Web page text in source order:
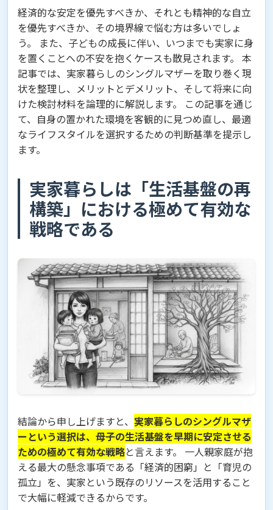
経済的な安定を優先すべきか、それとも精神的な自立
を優先すべきか、その境界線で悩む方は多いでしょ
う。 また、子どもの成長に伴い、いつまでも実家に身
を置くことへの不安を抱くケースも散見されます。 本
記事では、実家暮らしのシングルマザーを取り巻く現
状を整理し、メリットとデメリット、そして将来に向
けた検討材料を論理的に解説します。 この記事を通じ
て、自身の置かれた環境を客観的に見つめ直し、最適
なライフスタイルを選択するための判断基準を提示し
ます。
実家暮らしは「生活基盤の再
構築」における極めて有効な
戦略である
結論から申し上げますと、 実家暮らしのシングルマザ
ーという選択は、母子の生活基盤を早期に安定させる
ための極めて有効な戦略と言えます。 一人親家庭が抱
える最大の懸念事項である「経済的困窮」と「育児の
孤立」を、実家という既存のリソースを活用すること
で大幅に軽減できるからです。